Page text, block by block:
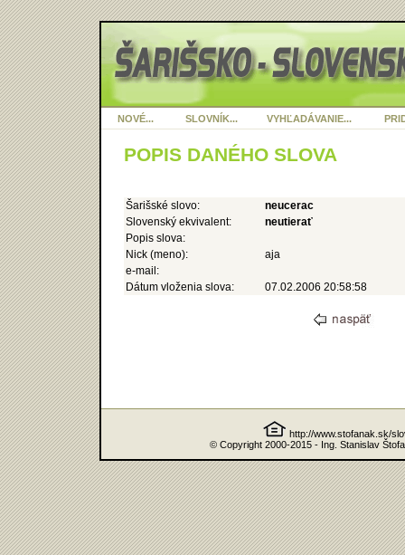
NOVÉ... SLOVNÍK... VYHĽADÁVANIE...
POPIS DANÉHO SLOVA
Šarišské slovo:
neucerac
Slovenský ekvivalent:
neutierať
Popis slova:
Nick (meno):
aja
e-mail:
Dátum vloženia slova:
07.02.2006 20:58:58
http://www.stofanak.sk/
© Copyright 2000-2015 - Ing. Stanislav